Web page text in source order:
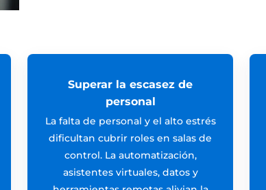
Superar la escasez de
personal
La falta de personal y el alto estrés
dificultan cubrir roles en salas de
control. La automatización,
asistentes virtuales, datos y